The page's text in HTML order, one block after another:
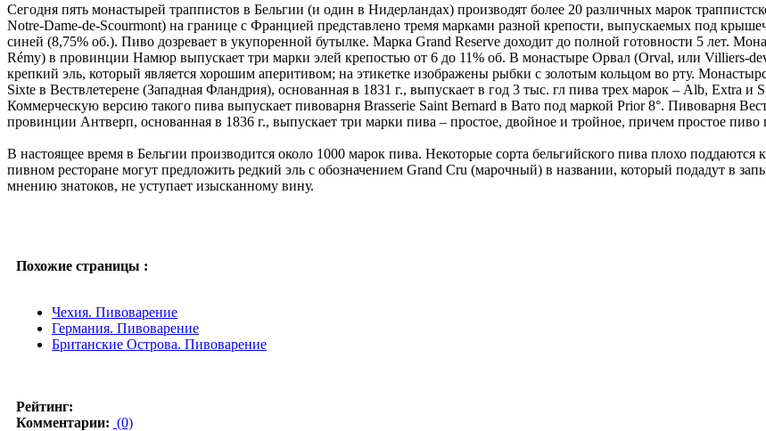
Сегодня пять монастырей траппистов в Бельгии (и один в Нидерландах) производят более 20 различных марок
Notre-Dame-de-Scourmont) на границе с Францией представлено тремя марками разной крепости, выпускаемых под
синей (8,75% об.). Пиво дозревает в укупоренной бутылке. Марка Grand Reserve доходит до полной готовности 5 лет.
Rémy) в провинции Намюр выпускает три марки элей крепостью от 6 до 11% об. В монастыре Орвал (Orval, или Villiers-
крепкий эль, который является хорошим аперитивом; на этикетке изображены рыбки с золотым кольцом во рту.
Sixte в Вествлетерене (Западная Фландрия), основанная в 1831 г., выпускает в год 3 тыс. гл пива трех марок – Alb, Extra и
Коммерческую версию такого пива выпускает пивоварня Brasserie Saint Bernard в Вато под маркой Prior 8°. Пивоварня
провинции Антверп, основанная в 1836 г., выпускает три марки пива – простое, двойное и тройное, причем простое
В настоящее время в Бельгии производится около 1000 марок пива. Некоторые сорта бельгийского пива плохо
пивном ресторане могут предложить редкий эль с обозначением Grand Cru (марочный) в названии, который подадут в
мнению знатоков, не уступает изысканному вину.
Похожие страницы :
Чехия. Пивоварение
Германия. Пивоварение
Британские Острова. Пивоварение
Рейтинг:
Комментарии: (0)